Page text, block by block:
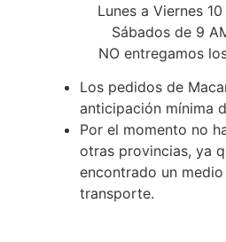
Lunes a Viernes
Sábados de 9
NO entregamos
Los pedidos de
anticipación mínima
Por el momento no
otras provincias, ya
encontrado un
transporte.